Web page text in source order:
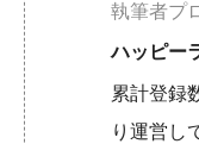
執筆者プ
ハッピー
累計登録
り運営し